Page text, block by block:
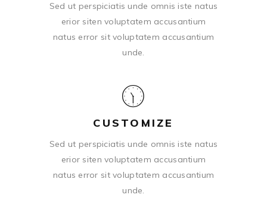
Sed ut perspiciatis unde omnis iste natus
erior siten voluptatem accusantium
natus error sit voluptatem accusantium
unde.
CUSTOMIZE
Sed ut perspiciatis unde omnis iste natus
erior siten voluptatem accusantium
natus error sit voluptatem accusantium
unde.